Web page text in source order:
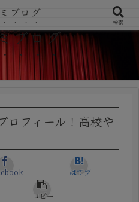
ブログ
ロフィール！高校や
はてブ
コピー
ブログ
検索